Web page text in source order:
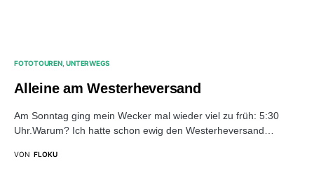
FOTOTOUREN UNTERWEGS
Alleine am Westerheversand
Am Sonntag ging mein Wecker mal wieder viel zu früh: 5:30
Uhr.Warum? Ich hatte schon ewig den Westerheversand…
VON FLOKU